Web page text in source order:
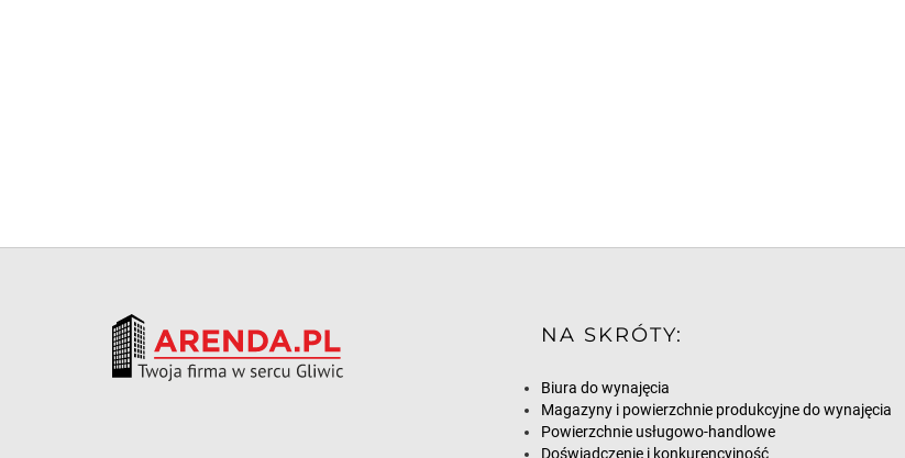
NA SKRÓTY:
Biura do wynajęcia
Magazyny i powierzchnie produkcyjne do wynajęcia
Powierzchnie usługowo-handlowe
Doświadczenie i konkurencyjność